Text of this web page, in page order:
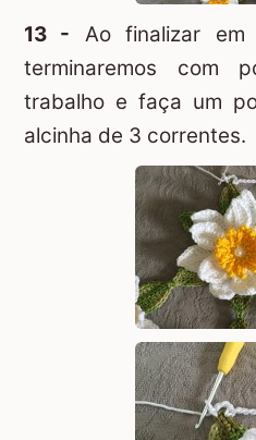
13 - Ao finalizar em
terminaremos com
trabalho e faça um
alcinha de 3 correntes.